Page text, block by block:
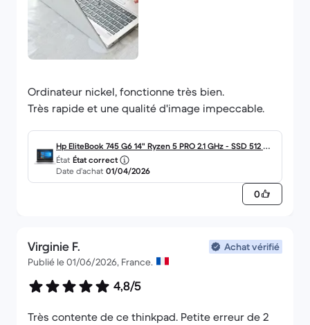
Ordinateur nickel, fonctionne très bien.
Très rapide et une qualité d'image impeccable.
Hp EliteBook 745 G6 14" Ryzen 5 PRO 2.1 GHz - SSD 512 Go
- 16 Go AZERTY - Français
État État correct
Date d’achat 01/04/2026
0
Virginie F.
Achat vérifié
Publié le 01/06/2026, France.
4,8/5
Très contente de ce thinkpad. Petite erreur de 2